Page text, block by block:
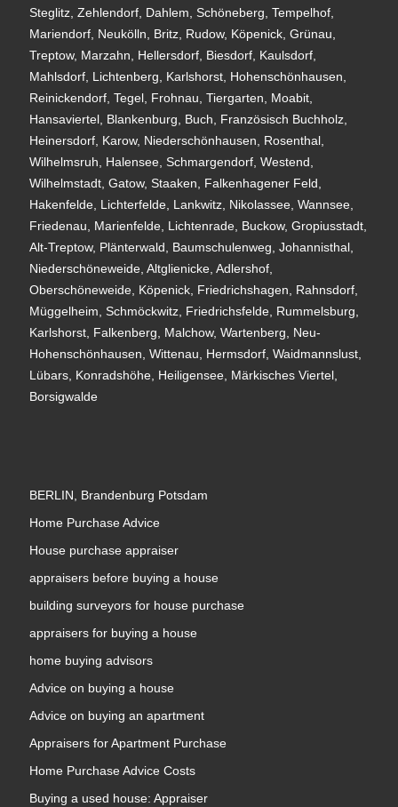
Steglitz, Zehlendorf, Dahlem, Schöneberg, Tempelhof,
Mariendorf, Neukölln, Britz, Rudow, Köpenick, Grünau,
Treptow, Marzahn, Hellersdorf, Biesdorf, Kaulsdorf,
Mahlsdorf, Lichtenberg, Karlshorst, Hohenschönhausen,
Reinickendorf, Tegel, Frohnau, Tiergarten, Moabit,
Hansaviertel, Blankenburg, Buch, Französisch Buchholz,
Heinersdorf, Karow, Niederschönhausen, Rosenthal,
Wilhelmsruh, Halensee, Schmargendorf, Westend,
Wilhelmstadt, Gatow, Staaken, Falkenhagener Feld,
Hakenfelde, Lichterfelde, Lankwitz, Nikolassee, Wannsee,
Friedenau, Marienfelde, Lichtenrade, Buckow, Gropiusstadt,
Alt-Treptow, Plänterwald, Baumschulenweg, Johannisthal,
Niederschöneweide, Altglienicke, Adlershof,
Oberschöneweide, Köpenick, Friedrichshagen, Rahnsdorf,
Müggelheim, Schmöckwitz, Friedrichsfelde, Rummelsburg,
Karlshorst, Falkenberg, Malchow, Wartenberg, Neu-
Hohenschönhausen, Wittenau, Hermsdorf, Waidmannslust,
Lübars, Konradshöhe, Heiligensee, Märkisches Viertel,
Borsigwalde
BERLIN, Brandenburg Potsdam
Home Purchase Advice
House purchase appraiser
appraisers before buying a house
building surveyors for house purchase
appraisers for buying a house
home buying advisors
Advice on buying a house
Advice on buying an apartment
Appraisers for Apartment Purchase
Home Purchase Advice Costs
Buying a used house: Appraiser